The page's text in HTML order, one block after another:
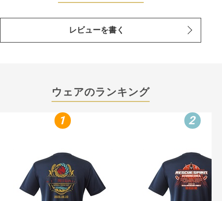
レビューを書く
ウェアのランキング
1 2